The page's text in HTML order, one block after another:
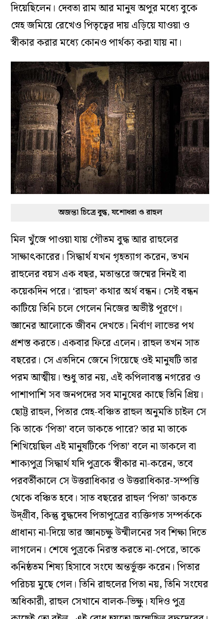
দিয়েছিলেন। দেবতা রাম আর মানুষ অপুর মধ্যে বুকে
স্নেহ জমিয়ে রেখেও পিতৃত্বের দায় এড়িয়ে যাওয়া ও
স্বীকার করার মধ্যে কোনও পার্থক্য করা যায় না।
অজন্তা চিত্রে বুদ্ধ, যশোধরা ও রাহুল
মিল খুঁজে পাওয়া যায় গৌতম বুদ্ধ আর রাহুলের
সাক্ষাৎকারের। সিদ্ধার্থ যখন গৃহত্যাগ করেন, তখন
রাহুলের বয়স এক বছর, মতান্তরে জন্মের দিনই বা
কয়েকদিন পরে। ‘রাহুল’ কথার অর্থ বন্ধন। সেই বন্ধন
কাটিয়ে তিনি চলে গেলেন নিজের অভীষ্ট পূরণে।
জ্ঞানের আলোকে জীবন দেখতে। নির্বাণ লাভের পথ
প্রশস্ত করতে। একবার ফিরে এলেন। রাহুল তখন সাত
বছরের। সে এতদিনে জেনে গিয়েছে ওই মানুষটি তার
পরম আত্মীয়। শুধু তার নয়, এই কপিলাবস্তু নগরের ও
পাশাপাশি সব জনপদের সব মানুষের কাছে তিনি প্রিয়।
ছোট্ট রাহুল, পিতার স্নেহ-বঞ্চিত রাহুল অনুমতি চাইল সে
কি তাকে ‘পিতা’ বলে ডাকতে পারে? তার মা তাকে
শিখিয়েছিল এই মানুষটিকে ‘পিতা’ বলে না ডাকলে বা
শাক্যপুত্র সিদ্ধার্থ যদি পুত্রকে স্বীকার না-করেন, তবে
পরবর্তীকালে সে উত্তরাধিকার ও উত্তরাধিকার-সম্পত্তি
থেকে বঞ্চিত হবে। সাত বছরের রাহুল ‘পিতা’ ডাকতে
উদ্‌গ্রীব, কিন্তু বুদ্ধদেব পিতাপুত্রের ব্যক্তিগত সম্পর্ককে
প্রাধান্য না-দিয়ে তার জ্ঞানচক্ষু উন্মীলনের সব শিক্ষা দিতে
লাগলেন। শেষে পুত্রকে নিরস্ত করতে না-পেরে, তাকে
কনিষ্ঠতম শিষ্য হিসাবে সংঘে অন্তর্ভুক্ত করেন। পিতার
পরিচয় মুছে গেল। তিনি রাহুলের পিতা নয়, তিনি সংঘের
অধিকারী, রাহুল সেখানে বালক-ভিক্ষু। যদিও পুত্র